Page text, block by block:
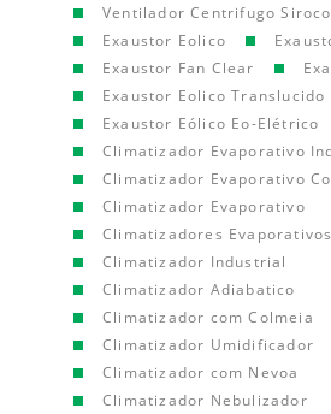
Ventilador Centrifugo Siroco
Exaustor Eolico
Exaustor Fan Clear
Exaustor Eolico Translucido
Exaustor Eólico Eo-Elétrico
Climatizador Evaporativo
Climatizador Evaporativo
Climatizador Evaporativo
Climatizadores Evaporativos
Climatizador Industrial
Climatizador Adiabatico
Climatizador com Colmeia
Climatizador Umidificador
Climatizador com Nevoa
Climatizador Nebulizador